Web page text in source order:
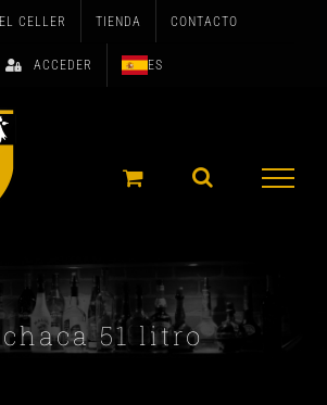
EL CELLER TIENDA CONTACTO
ACCEDER ES
51 litro